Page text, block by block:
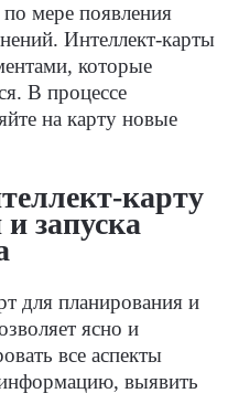
мере появления
Интеллект-карты
которые
В процессе
на карту новые
карту
запуска
для планирования и
ясно и
все аспекты
информацию, выявить